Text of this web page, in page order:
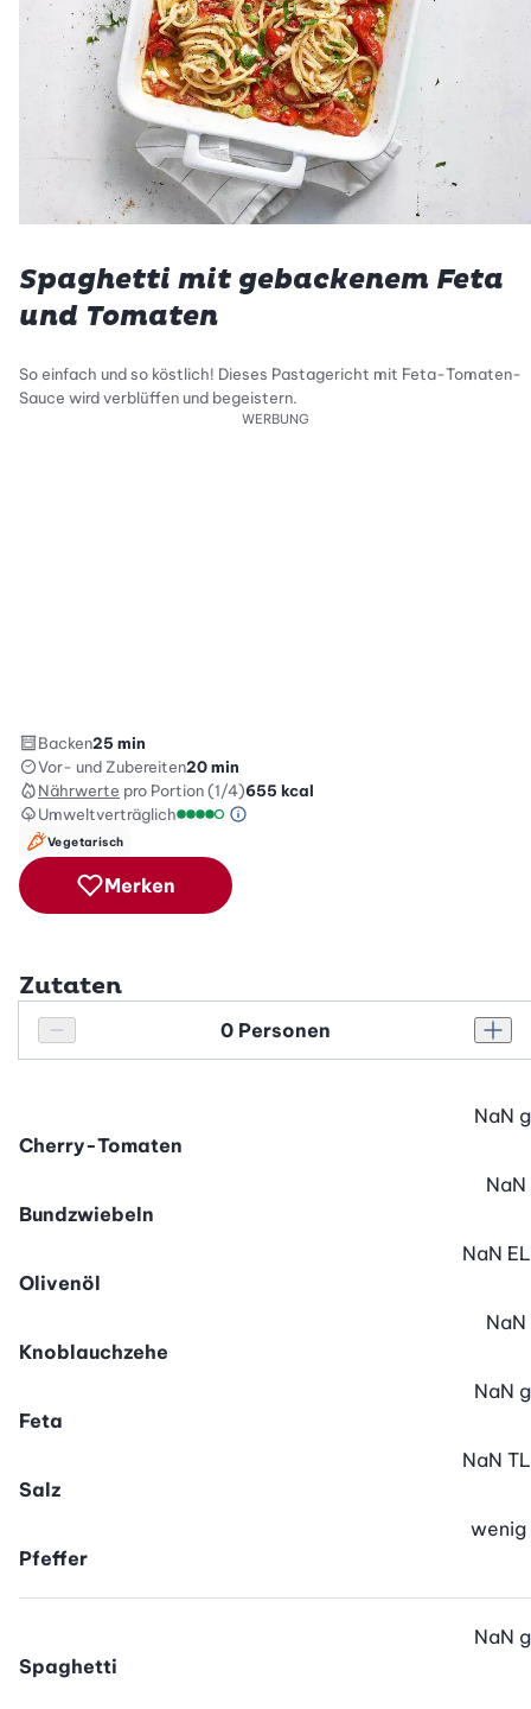
Spaghetti mit gebackenem Feta
und Tomaten
So einfach und so köstlich! Dieses Pastagericht mit Feta-Tomaten-
Sauce wird verblüffen und begeistern.
WERBUNG
Backen25 min
Vor- und Zubereiten20 min
Nährwerte pro Portion (1/4)655 kcal
Umweltverträglich
Green Betty Skala Info
Vegetarisch
Merken
Zutaten
Personenanzahl verringern
Personenanzahl
Cherry-Tomaten
NaN g
Bundzwiebeln
NaN
Olivenöl
NaN EL
Knoblauchzehe
NaN
Feta
NaN g
Salz
NaN TL
Pfeffer
wenig
Spaghetti
NaN g